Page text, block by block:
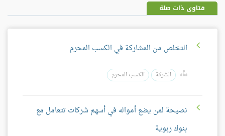
فتاوى ذات صلة
التخلص من المشاركة في الكسب المحرم
الشركة الكسب المحرم
نصيحة لمن يضع أمواله في أسهم شركات تتعامل مع
بنوك ربوية